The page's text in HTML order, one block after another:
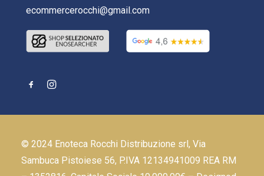
ecommercerocchi@gmail.com
© 2024 Enoteca Rocchi Distribuzione srl, Via
Sambuca Pistoiese 56, P.IVA 12134941009 REA RM